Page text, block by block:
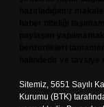
Sitemiz, 5651 Sayılı
Kurumu (BTK)